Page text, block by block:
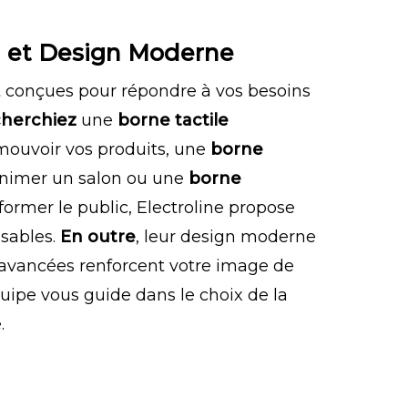
et Design Moderne
pour répondre à vos besoins
une borne tactile
vos produits, une borne
un salon ou une borne
le public, Electroline propose
En outre, leur design moderne
renforcent votre image de
vous guide dans le choix de la